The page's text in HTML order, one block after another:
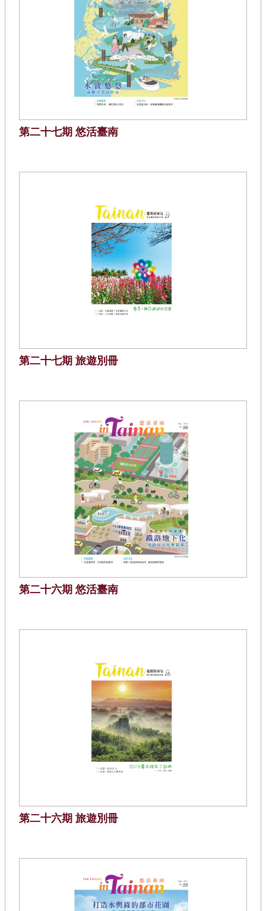
第二十七期 悠活臺南
第二十七期 旅遊別冊
第二十六期 悠活臺南
第二十六期 旅遊別冊